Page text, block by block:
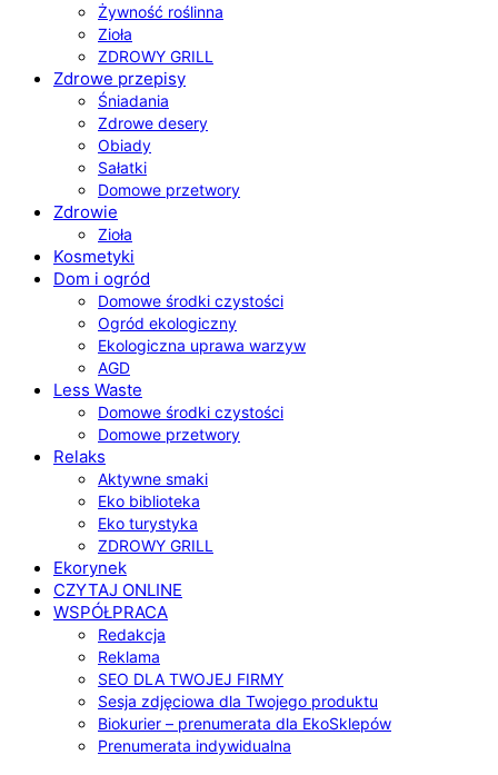
Żywność roślinna
Zioła
ZDROWY GRILL
Zdrowe przepisy
Śniadania
Zdrowe desery
Obiady
Sałatki
Domowe przetwory
Zdrowie
Zioła
Kosmetyki
Dom i ogród
Domowe środki czystości
Ogród ekologiczny
Ekologiczna uprawa warzyw
AGD
Less Waste
Domowe środki czystości
Domowe przetwory
Relaks
Aktywne smaki
Eko biblioteka
Eko turystyka
ZDROWY GRILL
Ekorynek
CZYTAJ ONLINE
WSPÓŁPRACA
Redakcja
Reklama
SEO DLA TWOJEJ FIRMY
Sesja zdjęciowa dla Twojego produktu
Biokurier – prenumerata dla EkoSklepów
Prenumerata indywidualna